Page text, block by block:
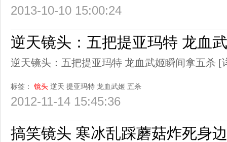
2013-10-10 15:00:24
逆天镜头：五把提亚玛特 龙血
逆天镜头：五把提亚玛特 龙血武姬瞬间拿五杀 [
标签： 镜头 逆天 提亚玛特 龙血武姬 五杀
2012-11-14 15:45:36
搞笑镜头 寒冰乱踩蘑菇炸死身